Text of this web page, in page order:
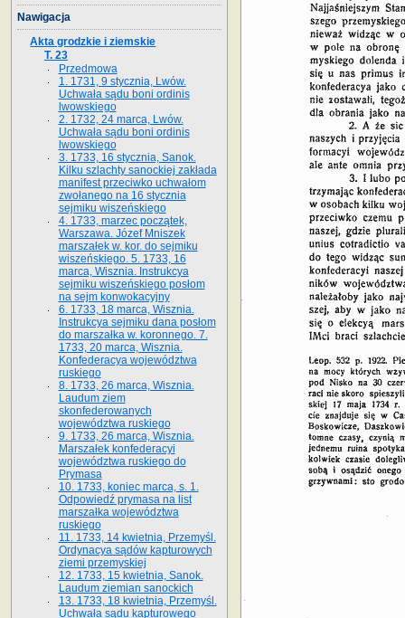
Nawigacja
Akta grodzkie i ziemskie
T. 23
Przedmowa
1. 1731, 9 stycznia, Lwów.
Uchwała sądu boni ordinis
lwowskiego
2. 1732, 24 marca, Lwów.
Uchwała sądu boni ordinis
lwowskiego
3. 1733, 16 stycznia, Sanok.
Kilku szlachty sanockiej zakłada
manifest przeciwko uchwałom
zwołanego na 16 stycz­nia
sejmiku wiszeńskiego
4. 1733, marzec początek,
Warszawa. Józef Mniszek
marszałek w. kor. do sejmiku
wiszeńskiego. 5. 1733, 16
marca, Wisznia. Instrukcya
sejmiku wiszeńskiego posłom
na sejm konwokacyjny
6. 1733, 18 marca, Wisznia.
Instrukcya sejmiku dana posłom
do marszałka w. koronnego. 7.
1733, 20 marca, Wisznia.
Konfederacya województwa
ruskiego
8. 1733, 26 marca, Wisznia.
Laudum ziem
skonfederowanych
województwa ruskiego
9. 1733, 26 marca, Wisznia.
Marszałek konfederacyi
województwa ruskiego do
Prymasa
10. 1733, koniec marca, s. 1.
Odpowiedź prymasa na list
marszałka województwa
ruskiego
11. 1733, 14 kwietnia, Przemyśl.
Ordynacya sądów kapturowych
ziemi przemyskiej
12. 1733, 15 kwietnia, Sanok.
Laudum ziemian sanockich
13. 1733, 18 kwietnia, Przemyśl.
Uchwała sądu kapturowego